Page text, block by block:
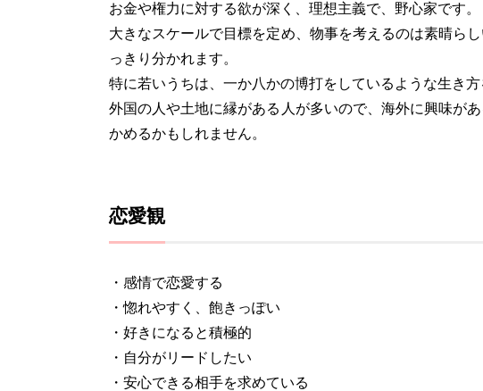
お金や権力に対する欲が深く、理想主義で、野心家です。
大きなスケールで目標を定め、物事を考えるのは素晴ら
っきり分かれます。
特に若いうちは、一か八かの博打をしているような生き方
外国の人や土地に縁がある人が多いので、海外に興味が
かめるかもしれません。
恋愛観
・感情で恋愛する
・惚れやすく、飽きっぽい
・好きになると積極的
・自分がリードしたい
・安心できる相手を求めている